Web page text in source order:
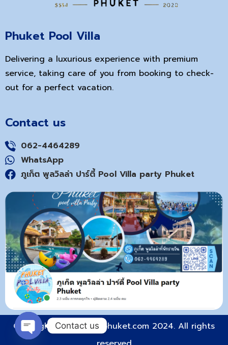
Phuket Pool Villa
Delivering a luxurious experience with premium
service, taking care of you from booking to check-
out for a perfect vacation.
Contact us
062-4464289
WhatsApp
ภูเก็ต พูลวิลล่า ปาร์ตี้ Pool Villa party Phuket
Copyright © poolvilla-phuket.com 2024. All rights
Contact us
Open